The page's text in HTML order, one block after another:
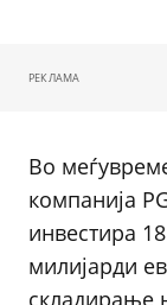
РЕКЛАМА
Во
компанија
инвестира
милијарди
складирање